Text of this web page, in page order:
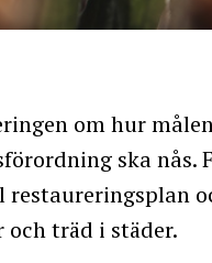
om hur
ska nås.
träd i städer.